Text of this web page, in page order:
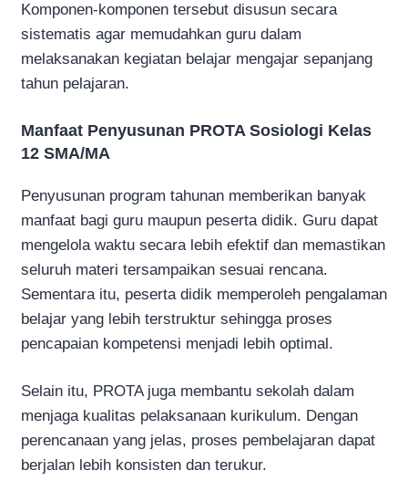
Komponen-komponen tersebut disusun secara
sistematis agar memudahkan guru dalam
melaksanakan kegiatan belajar mengajar sepanjang
tahun pelajaran.
Manfaat Penyusunan PROTA Sosiologi Kelas
12 SMA/MA
Penyusunan program tahunan memberikan banyak
manfaat bagi guru maupun peserta didik. Guru dapat
mengelola waktu secara lebih efektif dan memastikan
seluruh materi tersampaikan sesuai rencana.
Sementara itu, peserta didik memperoleh pengalaman
belajar yang lebih terstruktur sehingga proses
pencapaian kompetensi menjadi lebih optimal.
Selain itu, PROTA juga membantu sekolah dalam
menjaga kualitas pelaksanaan kurikulum. Dengan
perencanaan yang jelas, proses pembelajaran dapat
berjalan lebih konsisten dan terukur.